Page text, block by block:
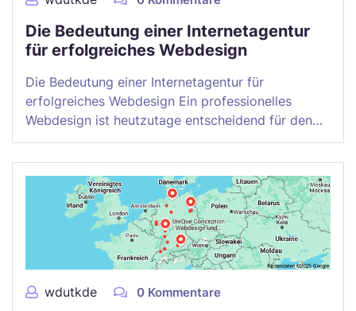
Die Bedeutung einer Internetagentur
für erfolgreiches Webdesign
Die Bedeutung einer Internetagentur für
erfolgreiches Webdesign Ein professionelles
Webdesign ist heutzutage entscheidend für den…
wdutkde 0 Kommentare